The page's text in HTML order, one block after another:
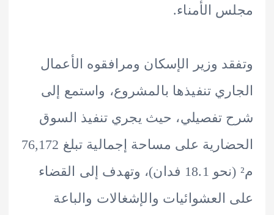
الأمناء.
وزير الإسكان ومرافقوه الأعمال
تنفيذها بالمشروع، واستمع إلى
تفصيلي، حيث يجري تنفيذ السوق
الحضارية على مساحة إجمالية تبلغ 76,172
م² (نحو 18.1 فدان)، وتهدف إلى القضاء
والإشغالات والباعة